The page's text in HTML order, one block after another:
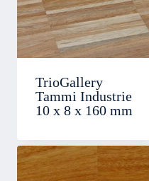
TrioGallery
Tammi Industrie
10 x 8 x 160 mm